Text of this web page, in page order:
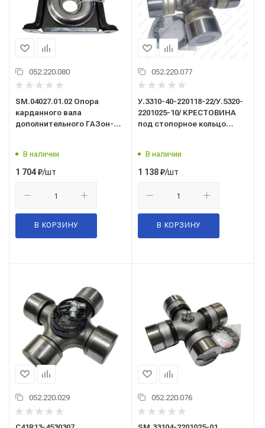
052.220.080
SM.04027.01.02 Опора
карданного вала
дополнительного ГАЗон-
В наличии
1 704₽/шт
В КОРЗИНУ
052.220.077
У.3310-40-220118-22/У.5320-
2201025-10/ КРЕСТОВИНА
под стопорное кольцо
В наличии
1 138₽/шт
В КОРЗИНУ
052.220.029 052.220.076